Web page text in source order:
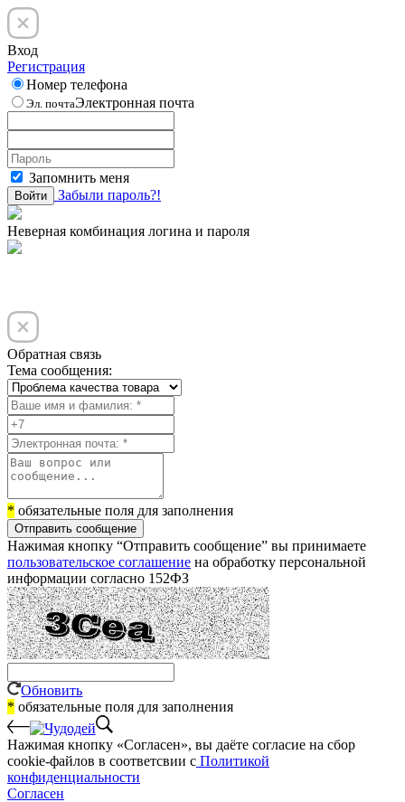
Вход
Регистрация
Номер телефона
Эл. почтаЭлектронная почта
Запомнить меня
Войти Забыли пароль?!
Неверная комбинация логина и пароля
Обратная связь
Тема сообщения:
* обязательные поля для заполнения
Отправить сообщение
Нажимая кнопку “Отправить сообщение” вы принимаете
пользовательское соглашение на обработку персональной
информации согласно 152ФЗ
Обновить
* обязательные поля для заполнения
Нажимая кнопку «Согласен», вы даёте cогласие на сбор
cookie-файлов в соответсвии с Политикой
конфиденциальности
Согласен